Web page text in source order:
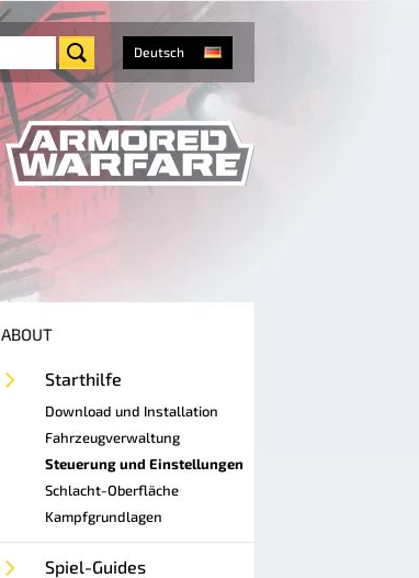
Deutsch
ABOUT
Starthilfe
Download und Installation
Fahrzeugverwaltung
Steuerung und Einstellungen
Schlacht-Oberfläche
Kampfgrundlagen
Spiel-Guides